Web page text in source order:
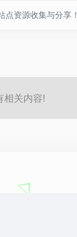
点资源收集与分享！
相关内容!